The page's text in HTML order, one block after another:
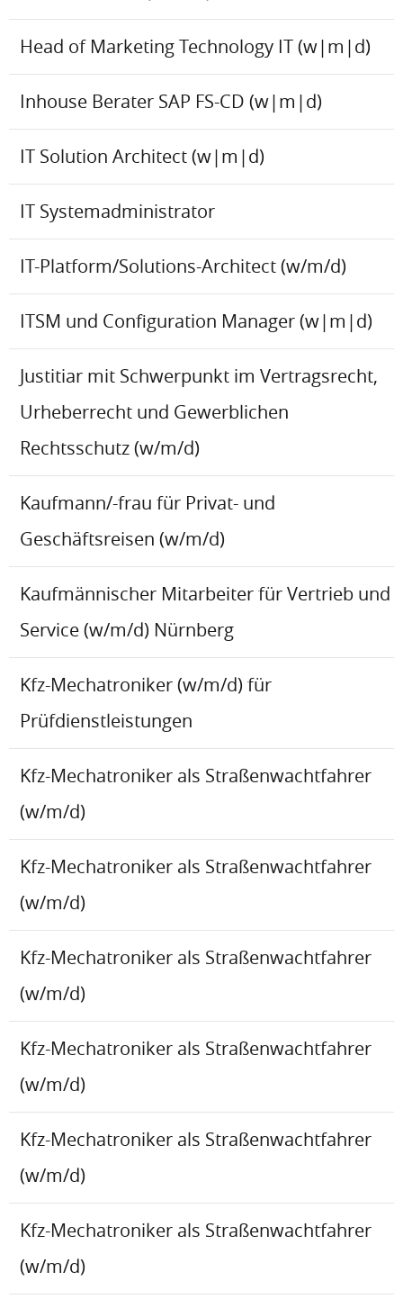
Head of Marketing Technology IT (w|m|d)
Inhouse Berater SAP FS-CD (w|m|d)
IT Solution Architect (w|m|d)
IT Systemadministrator
IT-Platform/Solutions-Architect (w/m/d)
ITSM und Configuration Manager (w|m|d)
Justitiar mit Schwerpunkt im Vertragsrecht,
Urheberrecht und Gewerblichen
Rechtsschutz (w/m/d)
Kaufmann/-frau für Privat- und
Geschäftsreisen (w/m/d)
Kaufmännischer Mitarbeiter für Vertrieb und
Service (w/m/d) Nürnberg
Kfz-Mechatroniker (w/m/d) für
Prüfdienstleistungen
Kfz-Mechatroniker als Straßenwachtfahrer
(w/m/d)
Kfz-Mechatroniker als Straßenwachtfahrer
(w/m/d)
Kfz-Mechatroniker als Straßenwachtfahrer
(w/m/d)
Kfz-Mechatroniker als Straßenwachtfahrer
(w/m/d)
Kfz-Mechatroniker als Straßenwachtfahrer
(w/m/d)
Kfz-Mechatroniker als Straßenwachtfahrer
(w/m/d)